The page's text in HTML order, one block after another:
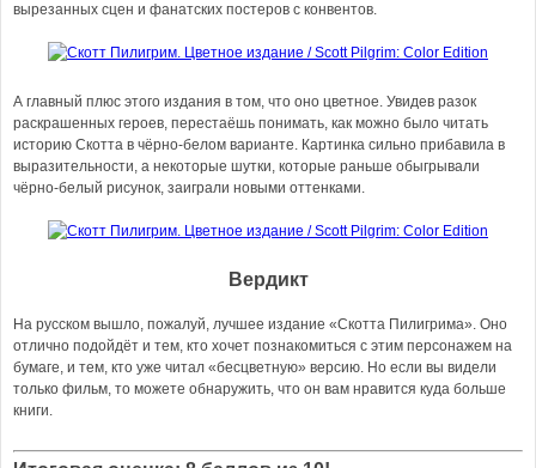
вырезанных сцен и фанатских постеров с конвентов.
А главный плюс этого издания в том, что оно цветное. Увидев разок
раскрашенных героев, перестаёшь понимать, как можно было читать
историю Скотта в чёрно-белом варианте. Картинка сильно прибавила в
выразительности, а некоторые шутки, которые раньше обыгрывали
чёрно-белый рисунок, заиграли новыми оттенками.
Вердикт
На русском вышло, пожалуй, лучшее издание «Скотта Пилигрима». Оно
отлично подойдёт и тем, кто хочет познакомиться с этим персонажем на
бумаге, и тем, кто уже читал «бесцветную» версию. Но если вы видели
только фильм, то можете обнаружить, что он вам нравится куда больше
книги.